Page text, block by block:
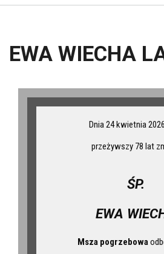
EWA WIECHA
Dnia 24 kwietnia
przeżywszy 78 lat
ŚP.
EWA
Msza pogrzebowa